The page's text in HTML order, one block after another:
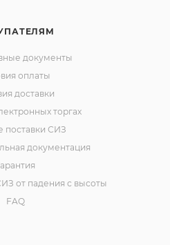
документы
оплаты
доставки
торгах
поставки СИЗ
документация
от падения с высоты
FAQ